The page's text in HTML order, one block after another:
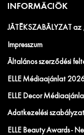
INFORMÁCIÓK
JÁTÉKSZABÁLYZAT az
Impresszum
Általános szerződési
ELLE Médiaajánlat
ELLE Decor
Adatkezelési szabályzat
ELLE Beauty Awards -